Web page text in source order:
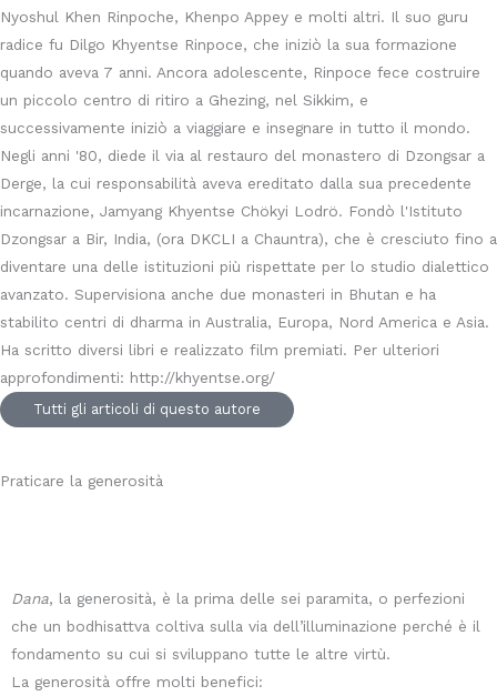
Nyoshul Khen Rinpoche, Khenpo Appey e molti altri. Il suo guru
radice fu Dilgo Khyentse Rinpoce, che iniziò la sua formazione
quando aveva 7 anni. Ancora adolescente, Rinpoce fece costruire
un piccolo centro di ritiro a Ghezing, nel Sikkim, e
successivamente iniziò a viaggiare e insegnare in tutto il mondo.
Negli anni '80, diede il via al restauro del monastero di Dzongsar a
Derge, la cui responsabilità aveva ereditato dalla sua precedente
incarnazione, Jamyang Khyentse Chökyi Lodrö. Fondò l'Istituto
Dzongsar a Bir, India, (ora DKCLI a Chauntra), che è cresciuto fino a
diventare una delle istituzioni più rispettate per lo studio dialettico
avanzato. Supervisiona anche due monasteri in Bhutan e ha
stabilito centri di dharma in Australia, Europa, Nord America e Asia.
Ha scritto diversi libri e realizzato film premiati. Per ulteriori
approfondimenti: http://khyentse.org/
Tutti gli articoli di questo autore
Praticare la generosità
Dana, la generosità, è la prima delle sei paramita, o perfezioni
che un bodhisattva coltiva sulla via dell’illuminazione perché è il
fondamento su cui si sviluppano tutte le altre virtù.
La generosità offre molti benefici: